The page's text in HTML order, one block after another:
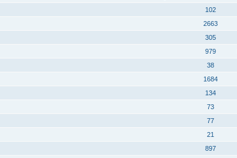
102
2663
305
979
38
1684
134
73
77
21
897